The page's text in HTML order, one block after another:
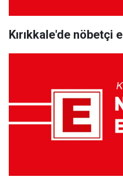
Kırıkkale'de nöbetçi